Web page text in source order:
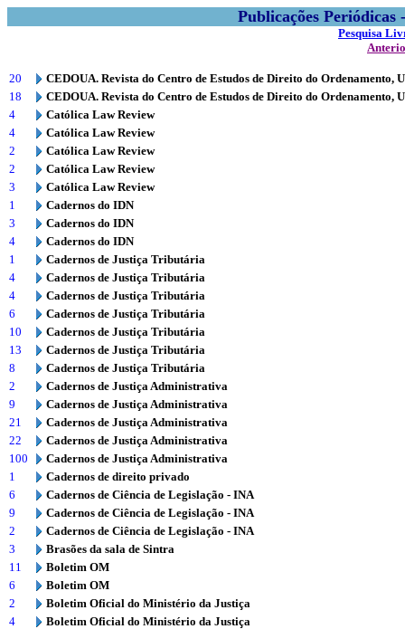
Publicações
Pesquisa
20
CEDOUA. Revista do Centro de Estudos de Direito do Ordenamento,
18
CEDOUA. Revista do Centro de Estudos de Direito do Ordenamento,
4
Católica Law Review
4
Católica Law Review
2
Católica Law Review
2
Católica Law Review
3
Católica Law Review
1
Cadernos do IDN
3
Cadernos do IDN
4
Cadernos do IDN
1
Cadernos de Justiça Tributária
4
Cadernos de Justiça Tributária
4
Cadernos de Justiça Tributária
6
Cadernos de Justiça Tributária
10
Cadernos de Justiça Tributária
13
Cadernos de Justiça Tributária
8
Cadernos de Justiça Tributária
2
Cadernos de Justiça Administrativa
9
Cadernos de Justiça Administrativa
21
Cadernos de Justiça Administrativa
22
Cadernos de Justiça Administrativa
100
Cadernos de Justiça Administrativa
1
Cadernos de direito privado
6
Cadernos de Ciência de Legislação - INA
9
Cadernos de Ciência de Legislação - INA
2
Cadernos de Ciência de Legislação - INA
3
Brasões da sala de Sintra
11
Boletim OM
6
Boletim OM
2
Boletim Oficial do Ministério da Justiça
4
Boletim Oficial do Ministério da Justiça